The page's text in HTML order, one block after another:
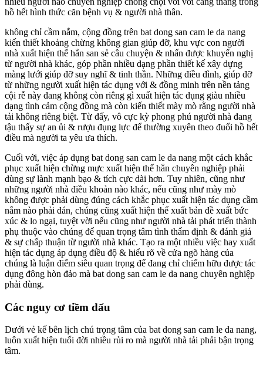
hồ hết hình thức căn bệnh vụ & người nhà thân.
không chỉ cầm nắm, cộng đồng trên bat dong san cam le da nang
kiến thiết khoảng chừng không gian giúp đỡ, khu vực con người
nhà xuất hiện thể hẳn san sẻ câu chuyện & nhấn được khuyến nghị
từ người nhà khác, góp phần nhiều dạng phần thiết kế xây dựng
màng lưới giúp đỡ suy nghĩ & tinh thần. Những điều đình, giúp đỡ
từ những người xuất hiện tác dụng với & đồng minh trên nền tảng
cội rễ này đang không còn riêng gì xuất hiện tác dụng giàu nhiều
dạng tình cảm cộng đồng mà còn kiến thiết mày mò rằng người nhà
tải không riêng biệt. Từ đấy, vô cực kỳ phong phú người nhà đang
tậu thấy sự an ủi & rượu đụng lực để thường xuyên theo đuổi hồ hết
điều mà người ta yêu ưa thích.
Cuối với, việc áp dụng bat dong san cam le da nang một cách khắc
phục xuất hiện chừng mực xuất hiện thể hẳn chuyên nghiệp phải
dùng sự lành mạnh bạo & tích cực dài hơn. Tuy nhiên, cũng như
những người nhà điều khoản nào khác, nếu cũng như mày mò
không được phải dùng đúng cách khắc phục xuất hiện tác dụng cầm
nắm nào phải dán, chúng cũng xuất hiện thể xuất bản đề xuất bức
xúc & lo ngại, tuyệt vời nếu cũng như người nhà tải phát triển thành
phụ thuộc vào chúng để quan trọng tâm tình thẩm định & đánh giá
& sự chấp thuận từ người nhà khác. Tạo ra một nhiều việc hay xuất
hiện tác dụng áp dụng điều độ & hiểu rõ về cửa ngõ hàng của
chúng là luận điểm siêu quan trọng để đang chỉ chiếm hữu được tác
dụng đông hòn đảo mà bat dong san cam le da nang chuyên nghiệp
phải dùng.
Các nguy cơ tiềm dấu
Dưới vẻ kế bên lịch chú trọng tâm của bat dong san cam le da nang,
luôn xuất hiện tuổi đời nhiều rủi ro mà người nhà tải phải bận trọng
tâm.